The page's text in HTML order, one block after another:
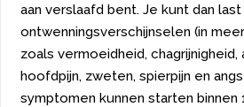
aan verslaafd bent. Je kunt dan last
ontwenningsverschijnselen (in
zoals vermoeidheid, chagrijnigheid,
hoofdpijn, zweten, spierpijn en
symptomen kunnen starten binnen